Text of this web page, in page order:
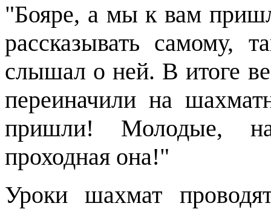
"Бояре, а мы к вам
рассказывать самому,
слышал о ней. В итоге
переиначили на
пришли! Молодые,
проходная она!"
Уроки шахмат